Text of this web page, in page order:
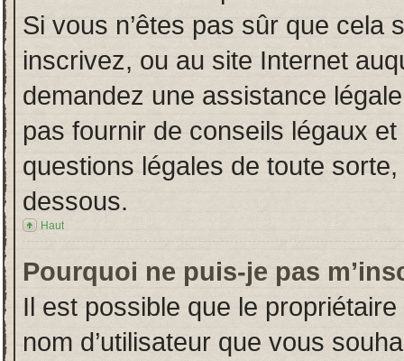
Si vous n’êtes pas sûr que cela
inscrivez, ou au site Internet
demandez une assistance
pas fournir de conseils légaux
questions légales de toute
dessous.
Haut
Pourquoi ne puis-je pas
Il est possible que le
nom d’utilisateur que vous